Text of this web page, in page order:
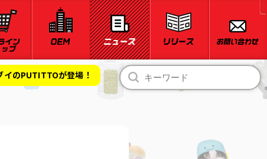
イのPUTITTOが登場！